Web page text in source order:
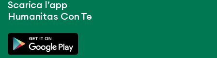
Scarica l’app
Humanitas Con Te